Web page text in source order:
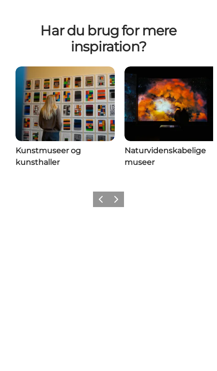
Har du brug for mere
inspiration?
Kunstmuseer og
kunsthaller
Naturvidenskabelige
museer
ForrigeNæste